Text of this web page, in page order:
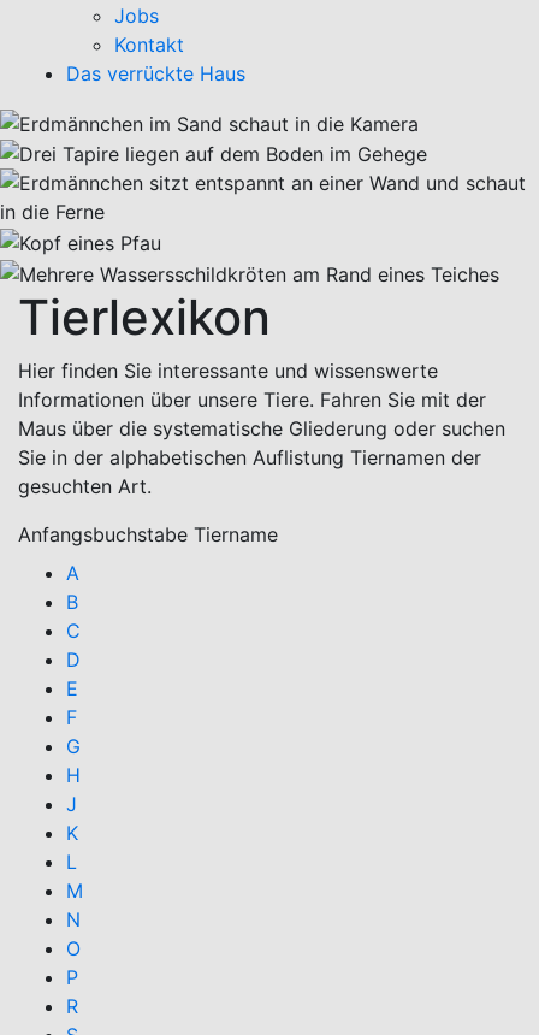
Jobs
Kontakt
Das verrückte Haus
Tierlexikon
Hier finden Sie interessante und wissenswerte
Informationen über unsere Tiere. Fahren Sie mit der
Maus über die systematische Gliederung oder suchen
Sie in der alphabetischen Auflistung Tiernamen der
gesuchten Art.
Anfangsbuchstabe Tiername
A
B
C
D
E
F
G
H
J
K
L
M
N
O
P
R